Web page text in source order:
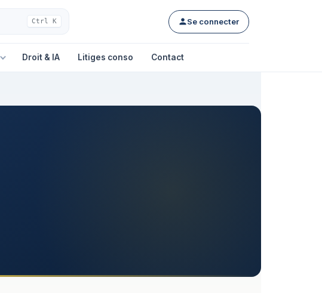
Ctrl K Se connecter
Droit & IA Litiges conso Contact